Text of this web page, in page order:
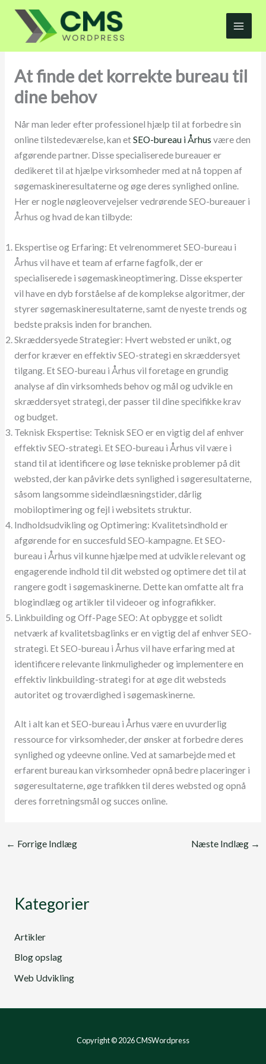
indholdet
At finde det korrekte bureau til
dine behov
Når man leder efter professionel hjælp til at forbedre sin
online tilstedeværelse, kan etSEO-bureau i Århus være den
afgørende partner. Disse specialiserede bureauer er
dedikeret til at hjælpe virksomheder med at nå toppen af
søgemaskineresultaterne og øge deres synlighed online.
Her er nogle nøgleovervejelser vedrørende SEO-bureauer i
Århus og hvad de kan tilbyde:
Ekspertise og Erfaring: Et velrenommeret SEO-bureau i
Århus vil have et team af erfarne fagfolk, der er
specialiserede i søgemaskineoptimering. Disse eksperter
vil have en dyb forståelse af de komplekse algoritmer, der
styrer søgemaskineresultaterne, samt de nyeste trends og
bedste praksis inden for branchen.
Skræddersyede Strategier: Hvert websted er unikt, og
derfor kræver en effektiv SEO-strategi en skræddersyet
tilgang. Et SEO-bureau i Århus vil foretage en grundig
analyse af din virksomheds behov og mål og udvikle en
skræddersyet strategi, der passer til dine specifikke krav
og budget.
Teknisk Ekspertise: Teknisk SEO er en vigtig del af enhver
effektiv SEO-strategi. Et SEO-bureau i Århus vil være i
stand til at identificere og løse tekniske problemer på dit
websted, der kan påvirke dets synlighed i søgeresultaterne,
såsom langsomme sideindlæsningstider, dårlig
mobiloptimering og fejl i websitets struktur.
Indholdsudvikling og Optimering: Kvalitetsindhold er
afgørende for en succesfuld SEO-kampagne. Et SEO-
bureau i Århus vil kunne hjælpe med at udvikle relevant og
engagerende indhold til dit websted og optimere det til at
rangere godt i søgemaskinerne. Dette kan omfatte alt fra
blogindlæg og artikler til videoer og infografikker.
Linkbuilding og Off-Page SEO: At opbygge et solidt
netværk af kvalitetsbaglinks er en vigtig del af enhver SEO-
strategi. Et SEO-bureau i Århus vil have erfaring med at
identificere relevante linkmuligheder og implementere en
effektiv linkbuilding-strategi for at øge dit websteds
autoritet og troværdighed i søgemaskinerne.
Alt i alt kan et SEO-bureau i Århus være en uvurderlig
ressource for virksomheder, der ønsker at forbedre deres
synlighed og ydeevne online. Ved at samarbejde med et
erfarent bureau kan virksomheder opnå bedre placeringer i
søgeresultaterne, øge trafikken til deres websted og opnå
deres forretningsmål og succes online.
← Forrige Indlæg Næste Indlæg →
Kategorier
Artikler
Blog opslag
Web Udvikling
Copyright © 2026 CMSWordpress